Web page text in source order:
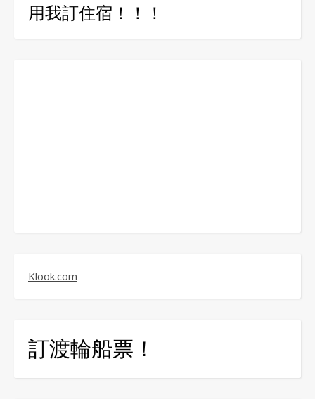
用我訂住宿！！！
Klook.com
訂渡輪船票！